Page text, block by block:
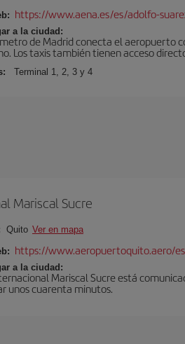
https://www.aena.es/es/adolfo-
a la ciudad:
de Madrid conecta el aeropuerto
Los taxis también tienen acceso
Terminal 1, 2, 3 y 4
Mariscal Sucre
Quito Ver en mapa
https://www.aeropuertoquito.aero/
a la ciudad:
Mariscal Sucre está
unos cuarenta minutos.